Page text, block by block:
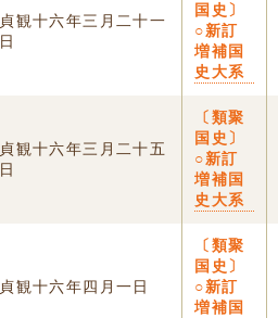
貞観十六年三月二十一
日
国史〕
○新訂
増補国
史大系
貞観十六年三月二十五
日
〔類聚
国史〕
○新訂
増補国
史大系
貞観十六年四月一日
〔類聚
国史〕
○新訂
増補国